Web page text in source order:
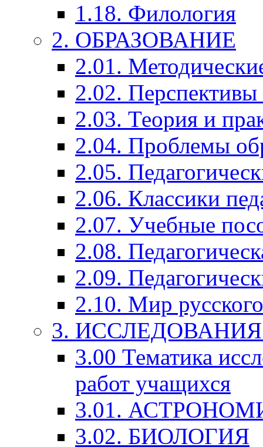
1.18. Филология
2. ОБРАЗОВАНИЕ
2.01.
2.02. Перспективы
2.03. Теория и
2.04. Проблемы
2.05.
2.06. Классики
2.07. Учебные
2.08.
2.09.
2.10. Мир
3.
3.00 Тематика
работ учащихся
3.01.
3.02. БИОЛОГИЯ